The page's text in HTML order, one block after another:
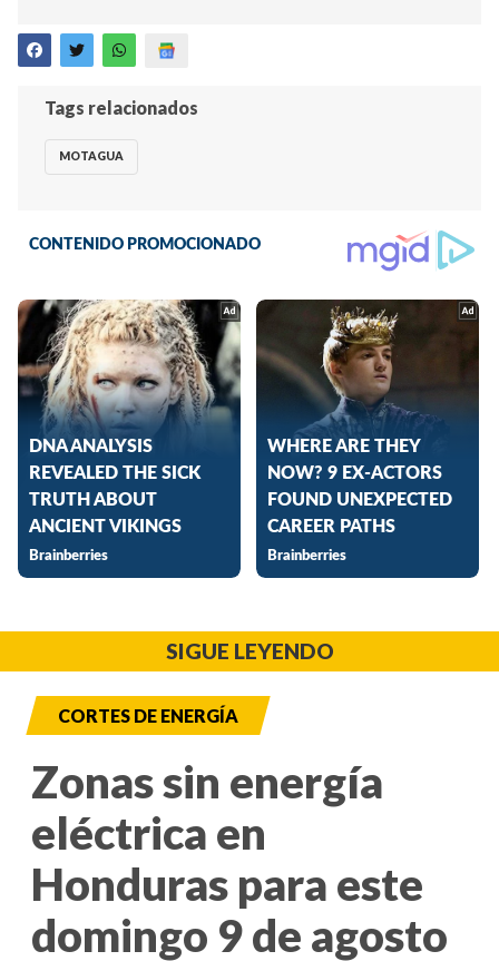
Tags relacionados
MOTAGUA
SIGUE LEYENDO
CORTES DE ENERGÍA
Zonas sin energía
eléctrica en
Honduras para este
domingo 9 de agosto